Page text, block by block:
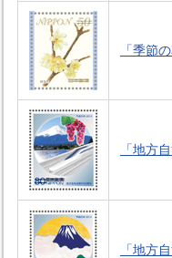
「季節
「地方
「地方